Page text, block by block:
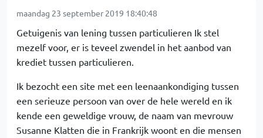
maandag 23 september 2019 18:40:48
Getuigenis van lening tussen particulieren Ik stel
mezelf voor, er is teveel zwendel in het aanbod van
krediet tussen particulieren.
Ik bezocht een site met een leenaankondiging tussen
een serieuze persoon van over de hele wereld en ik
kende een geweldige vrouw, de naam van mevrouw
Susanne Klatten die in Frankrijk woont en die mensen